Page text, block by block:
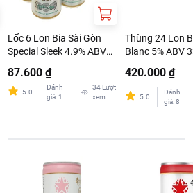
Lốc 6 Lon Bia Sài Gòn
Special Sleek 4.9% ABV
87.600 ₫
5.0
Đánh
giá: 1
34 Lượt
xem
Thùng 24 Lon
Blanc 5% ABV
420.000 ₫
5.0
Đánh
giá:8